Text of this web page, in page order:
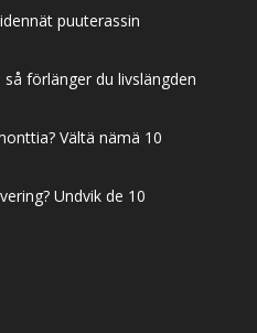
puuterassin
förlänger du livslängden
Vältä nämä 10
Undvik de 10